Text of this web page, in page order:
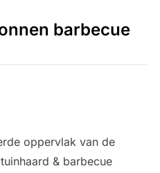
barbecue
oppervlak van de
& barbecue